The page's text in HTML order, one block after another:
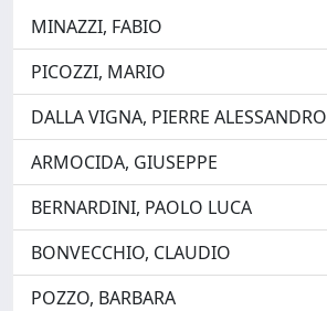
MINAZZI, FABIO
PICOZZI, MARIO
DALLA VIGNA, PIERRE ALESSANDRO
ARMOCIDA, GIUSEPPE
BERNARDINI, PAOLO LUCA
BONVECCHIO, CLAUDIO
POZZO, BARBARA